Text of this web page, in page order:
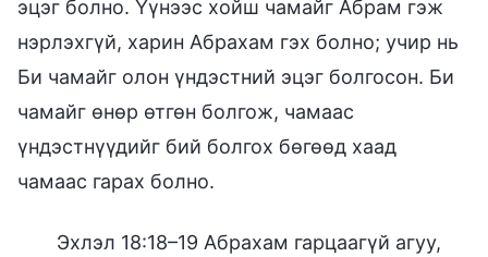
эцэг болно. Үүнээс хойш чамайг Абрам гэж
нэрлэхгүй, харин Абрахам гэх болно; учир нь
Би чамайг олон үндэстний эцэг болгосон. Би
чамайг өнөр өтгөн болгож, чамаас
үндэстнүүдийг бий болгох бөгөөд хаад
чамаас гарах болно.
Эхлэл 18:18–19 Абрахам гарцаагүй агуу,